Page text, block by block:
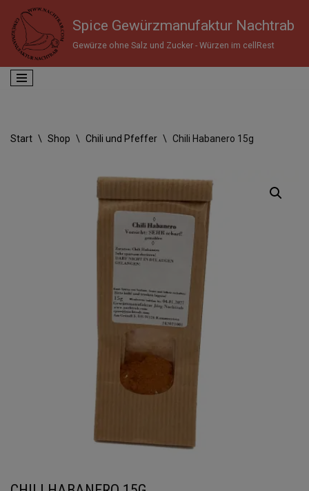
Zum
Inhalt
springen
Spice Gewürzmanufaktur Nachtrab
Gewürze ohne Salz und Zucker - Würzen im cellRest
Start \ Shop \ Chili und Pfeffer \ Chili Habanero 15g